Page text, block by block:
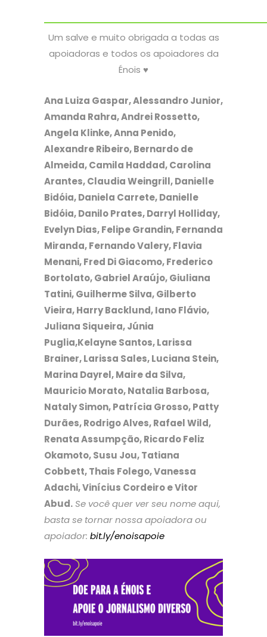
Um salve e muito obrigada a todas as
apoiadoras e todos os apoiadores da
Énois ♥
Ana Luiza Gaspar, Alessandro Junior,
Amanda Rahra, Andrei Rossetto,
Angela Klinke, Anna Penido,
Alexandre Ribeiro, Bernardo de
Almeida, Camila Haddad, Carolina
Arantes, Claudia Weingrill, Danielle
Bidóia, Daniela Carrete, Danielle
Bidóia, Danilo Prates, Darryl Holliday,
Evelyn Dias, Felipe Grandin, Fernanda
Miranda, Fernando Valery, Flavia
Menani, Fred Di Giacomo, Frederico
Bortolato, Gabriel Araújo, Giuliana
Tatini, Guilherme Silva, Gilberto
Vieira, Harry Backlund, Iano Flávio,
Juliana Siqueira, Júnia
Puglia,Kelayne Santos, Larissa
Brainer, Larissa Sales, Luciana Stein,
Marina Dayrel, Maire da Silva,
Mauricio Morato, Natalia Barbosa,
Nataly Simon, Patrícia Grosso, Patty
Durães, Rodrigo Alves, Rafael Wild,
Renata Assumpção, Ricardo Feliz
Okamoto, Susu Jou, Tatiana
Cobbett, Thais Folego, Vanessa
Adachi, Vinícius Cordeiro e Vitor
Abud.Se você quer ver seu nome aqui,
basta se tornar nossa apoiadora ou
apoiador: bit.ly/enoisapoie